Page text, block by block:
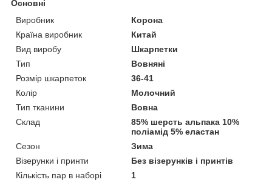
Основні
Виробник
Корона
Країна виробник
Китай
Вид виробу
Шкарпетки
Тип
Вовняні
Розмір шкарпеток
36-41
Колір
Молочний
Тип тканини
Вовна
Склад
85% шерсть альпака 10%
поліамід 5% еластан
Сезон
Зима
Візерунки і принти
Без візерунків і принтів
Кількість пар в наборі
1